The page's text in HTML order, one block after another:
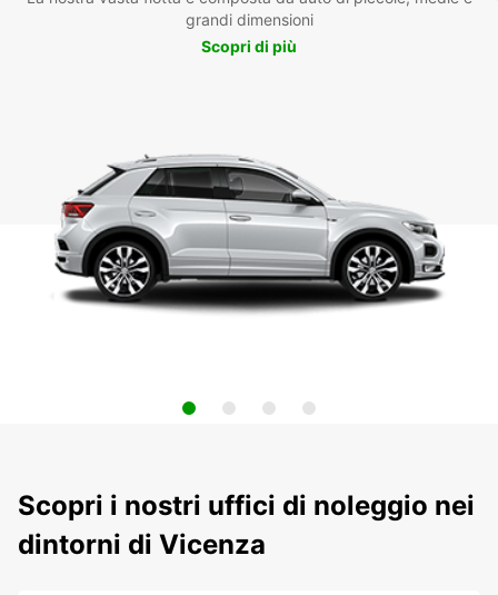
grandi dimensioni
Scopri di più
Scopri i nostri uffici di noleggio nei
dintorni di Vicenza